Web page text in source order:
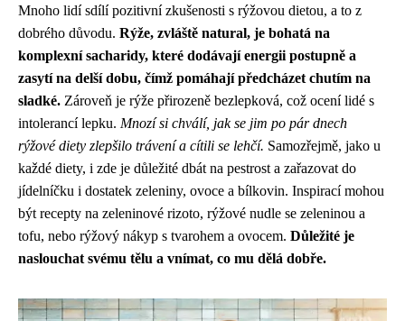
Mnoho lidí sdílí pozitivní zkušenosti s rýžovou dietou, a to z
dobrého důvodu. Rýže, zvláště natural, je bohatá na
komplexní sacharidy, které dodávají energii postupně a
zasytí na delší dobu, čímž pomáhají předcházet chutím na
sladké. Zároveň je rýže přirozeně bezlepková, což ocení lidé s
intolerancí lepku. Mnozí si chválí, jak se jim po pár dnech
rýžové diety zlepšilo trávení a cítili se lehčí. Samozřejmě, jako u
každé diety, i zde je důležité dbát na pestrost a zařazovat do
jídelníčku i dostatek zeleniny, ovoce a bílkovin. Inspirací mohou
být recepty na zeleninové rizoto, rýžové nudle se zeleninou a
tofu, nebo rýžový nákyp s tvarohem a ovocem. Důležité je
naslouchat svému tělu a vnímat, co mu dělá dobře.